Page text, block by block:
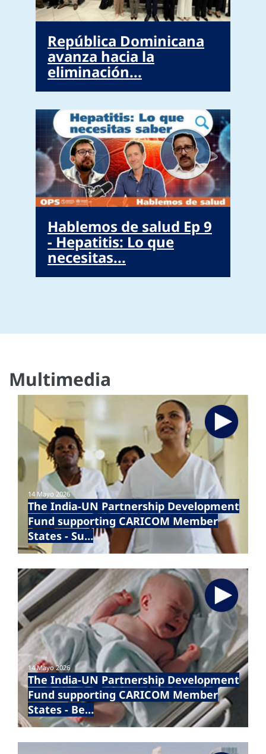
República Dominicana
avanza hacia la
eliminación...
Hablemos de salud Ep 9
- Hepatitis: Lo que
necesitas...
Multimedia
14 Mayo 2026
The India-UN Partnership Development
Fund supporting CARICOM Member
States - Su…
14 Mayo 2026
The India-UN Partnership Development
Fund supporting CARICOM Member
States - Be…